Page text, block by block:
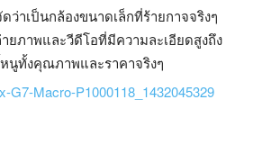
ว่าเป็นกล้องขนาดเล็กที่ร้ายกาจจริงๆ
ยภาพและวีดีโอที่มีความละเอียดสูงถึง
นูทั้งคุณภาพและราคาจริงๆ